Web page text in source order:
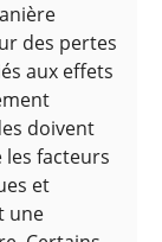
des pertes
aux effets
doivent
facteurs
et
une